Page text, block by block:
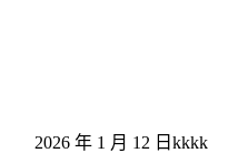
2026 年 1 月 12 日kkkk